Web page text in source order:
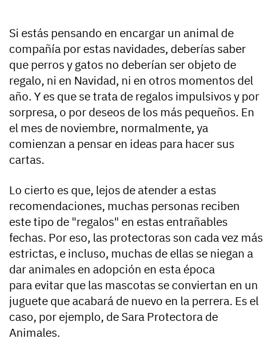
Si estás pensando en encargar un animal de
compañía por estas navidades, deberías saber
que perros y gatos no deberían ser objeto de
regalo, ni en Navidad, ni en otros momentos del
año. Y es que se trata de regalos impulsivos y por
sorpresa, o por deseos de los más pequeños. En
el mes de noviembre, normalmente, ya
comienzan a pensar en ideas para hacer sus
cartas.
Lo cierto es que, lejos de atender a estas
recomendaciones, muchas personas reciben
este tipo de "regalos" en estas entrañables
fechas. Por eso, las protectoras son cada vez más
estrictas, e incluso, muchas de ellas se niegan a
dar animales en adopción en esta época
para evitar que las mascotas se conviertan en un
juguete que acabará de nuevo en la perrera. Es el
caso, por ejemplo, de Sara Protectora de
Animales.